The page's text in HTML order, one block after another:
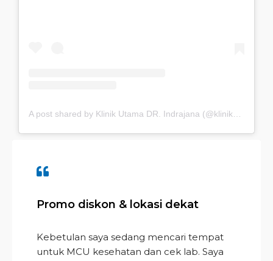
A post shared by Klinik Utama DR. Indrajana (@klinikdrindrajana)
Promo diskon & lokasi dekat
Kebetulan saya sedang mencari tempat
untuk MCU kesehatan dan cek lab. Saya